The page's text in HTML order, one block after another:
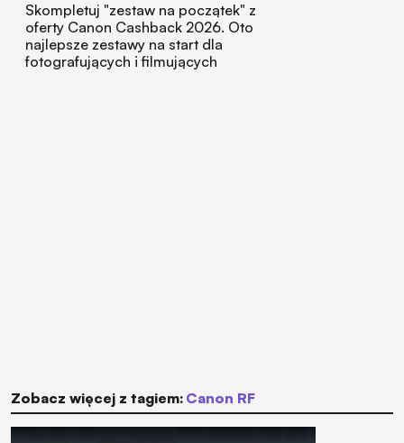
Skompletuj "zestaw na początek" z
oferty Canon Cashback 2026. Oto
najlepsze zestawy na start dla
fotografujących i filmujących
Zobacz więcej z tagiem: Canon RF